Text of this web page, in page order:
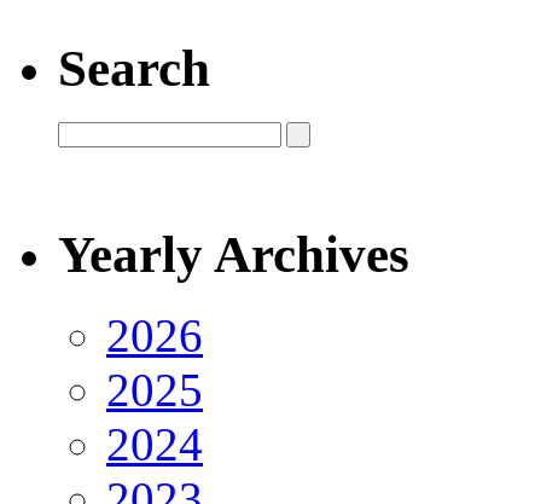
Search
Yearly Archives
2026
2025
2024